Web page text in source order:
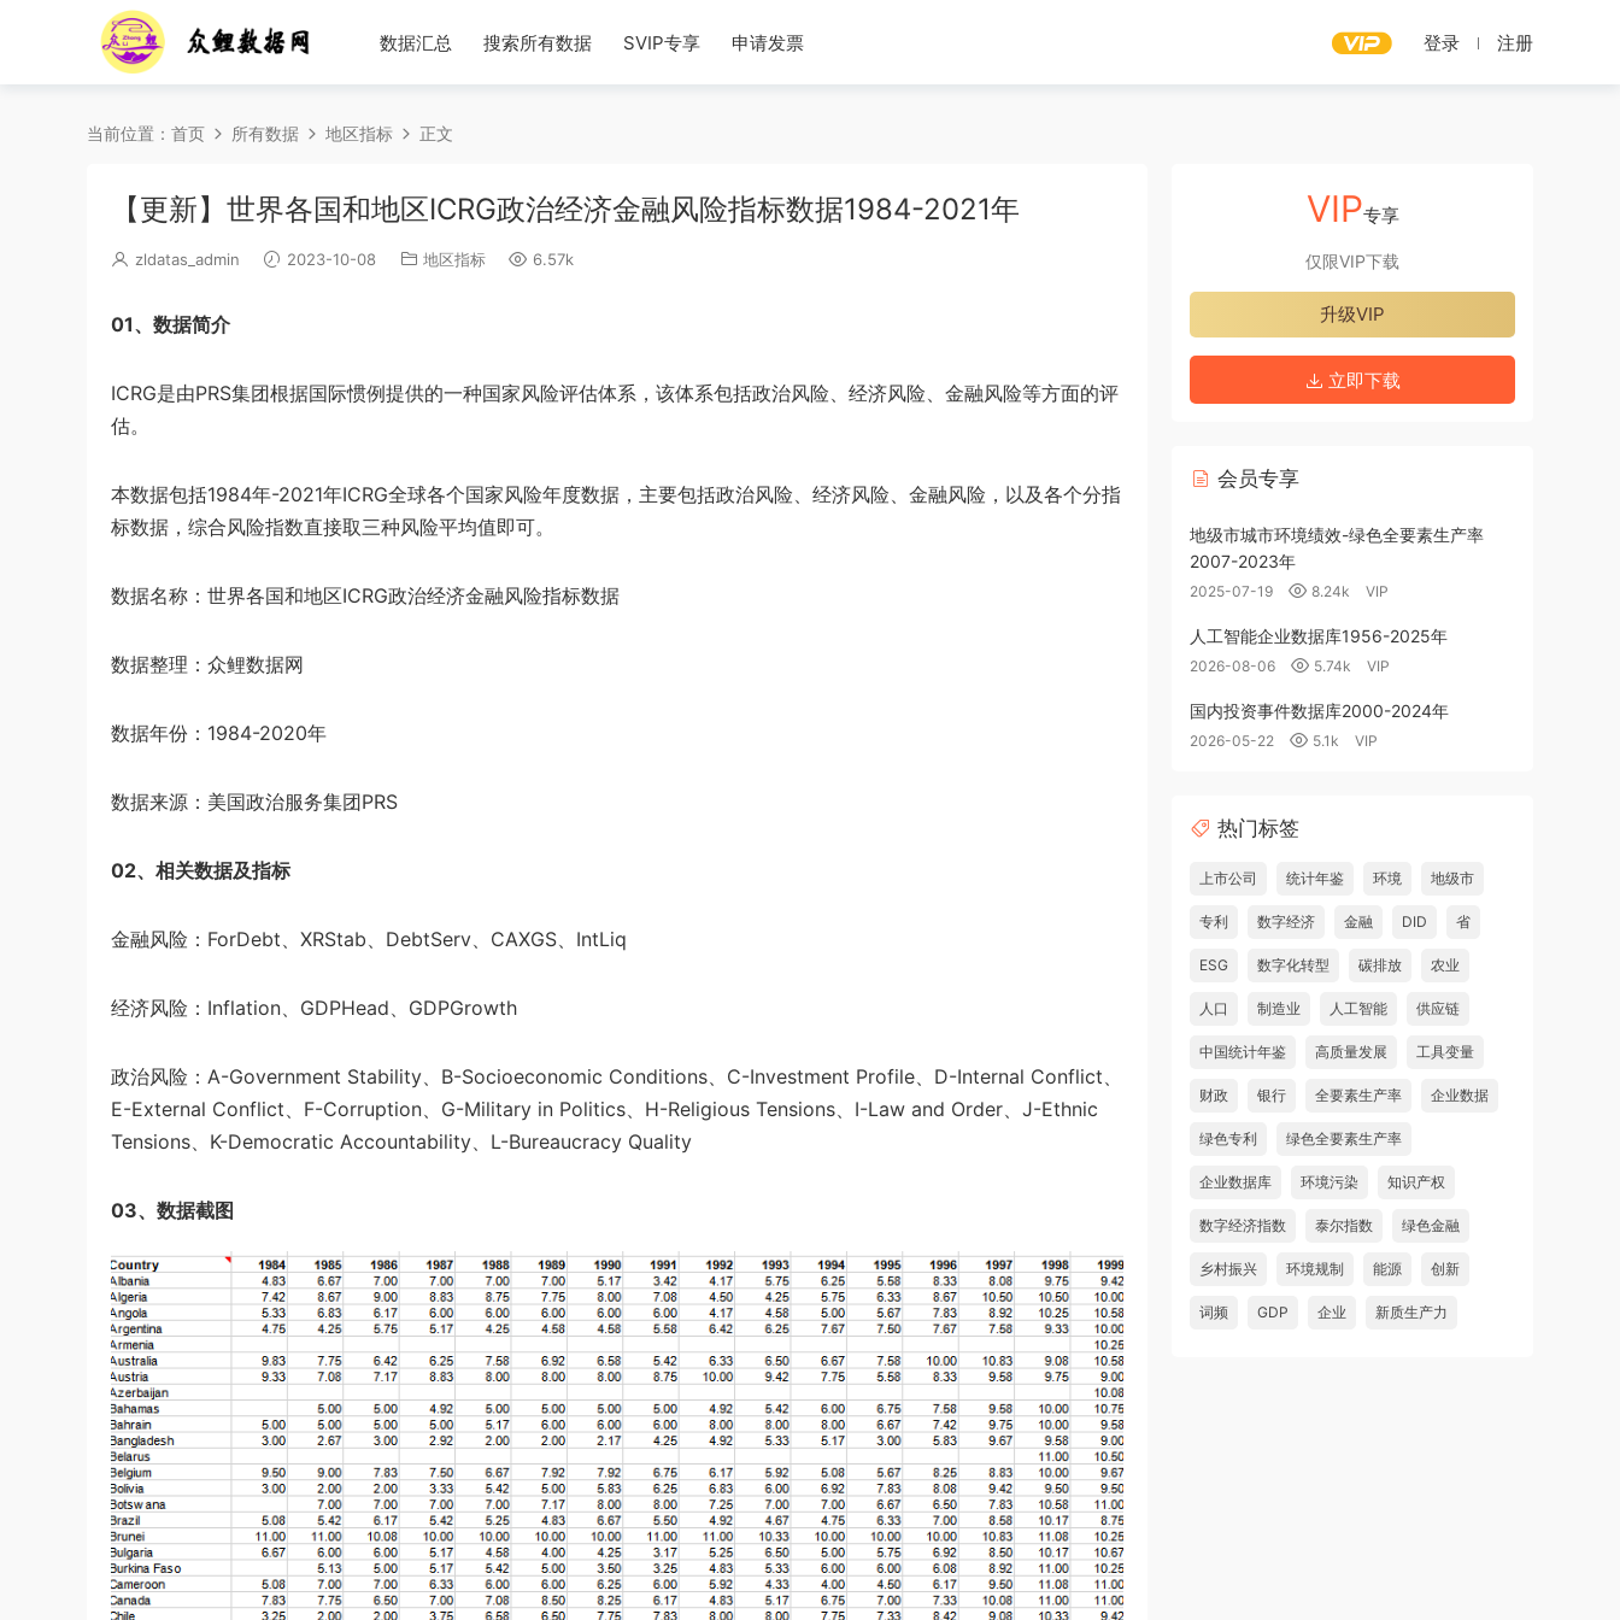
数据汇总 搜索所有数据 SVIP专享 申请发票 登录 注册
当前位置： 首页 所有数据 地区指标 正文
【更新】世界各国和地区ICRG政治经济金融风险指标数据1984-2021年
zldatas_admin 2023-10-08 地区指标 6.57k
01、数据简介
ICRG是由PRS集团根据国际惯例提供的一种国家风险评估体系，该体系包括政治风险、经济风险、金融风险等方面的评
估。
本数据包括1984年-2021年ICRG全球各个国家风险年度数据，主要包括政治风险、经济风险、金融风险，以及各个分指
标数据，综合风险指数直接取三种风险平均值即可。
数据名称：世界各国和地区ICRG政治经济金融风险指标数据
数据整理：众鲤数据网
数据年份：1984-2020年
数据来源：美国政治服务集团PRS
02、相关数据及指标
金融风险：ForDebt、XRStab、DebtServ、CAXGS、IntLiq
经济风险：Inflation、GDPHead、GDPGrowth
政治风险：A-Government Stability、B-Socioeconomic Conditions、C-Investment Profile、D-Internal Conflict、
E-External Conflict、F-Corruption、G-Military in Politics、H-Religious Tensions、I-Law and Order、J-Ethnic
Tensions、K-Democratic Accountability、L-Bureaucracy Quality
03、数据截图
VIP专享
仅限VIP下载
升级VIP
立即下载
会员专享
地级市城市环境绩效-绿色全要素生产率
2007-2023年
2025-07-19 8.24k VIP
人工智能企业数据库1956-2025年
2026-08-06 5.74k VIP
国内投资事件数据库2000-2024年
2026-05-22 5.1k VIP
热门标签
上市公司 统计年鉴 环境 地级市
专利 数字经济 金融 DID 省
ESG 数字化转型 碳排放 农业
人口 制造业 人工智能 供应链
中国统计年鉴 高质量发展 工具变量
财政 银行 全要素生产率 企业数据
绿色专利 绿色全要素生产率
企业数据库 环境污染 知识产权
数字经济指数 泰尔指数 绿色金融
乡村振兴 环境规制 能源 创新
词频 GDP 企业 新质生产力